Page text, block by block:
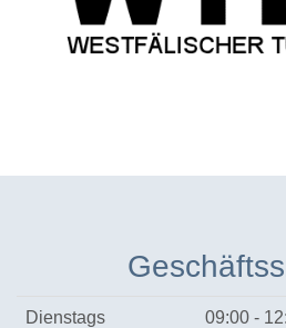
Dienstags 09:00 -